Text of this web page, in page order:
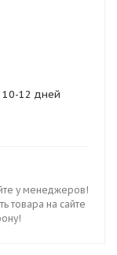
12 дней
у менеджеров!
товара на сайте